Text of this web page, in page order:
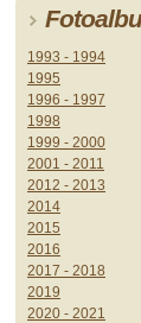
1993 - 1994
1995
1996 - 1997
1998
1999 - 2000
2001 - 2011
2012 - 2013
2014
2015
2016
2017 - 2018
2019
2020 - 2021